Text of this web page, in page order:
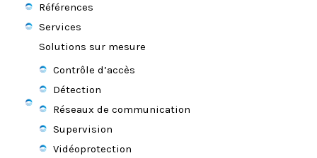
Références
Services
Solutions sur mesure
Contrôle d’accès
Détection
Réseaux de communication
Supervision
Vidéoprotection